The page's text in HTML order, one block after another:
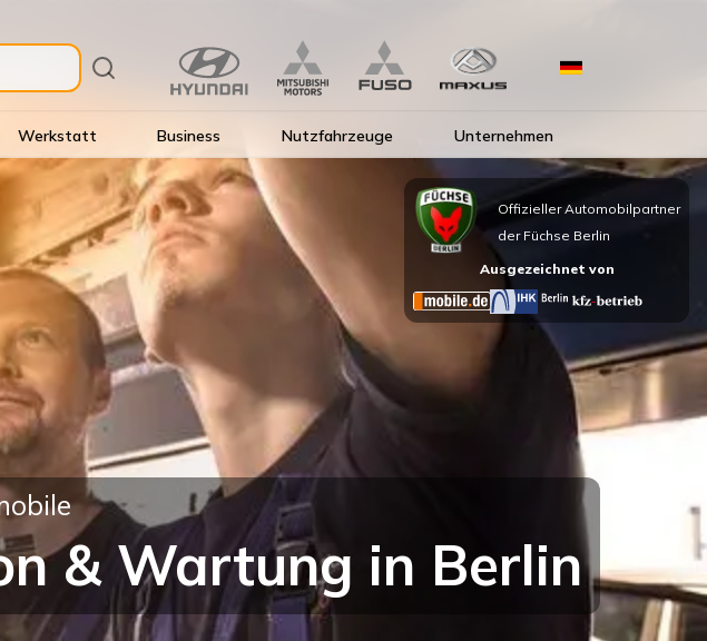
Werkstatt Business Nutzfahrzeuge Unternehmen
& Wartung in Berlin
Offizieller Automobilpartner
der Füchse Berlin
Ausgezeichnet von